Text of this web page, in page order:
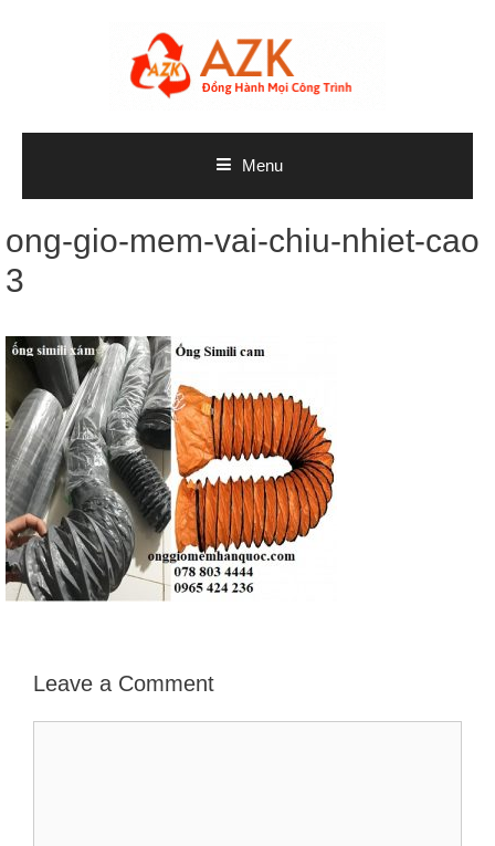
Menu
ong-gio-mem-vai-chiu-nhiet-cao
3
Leave a Comment